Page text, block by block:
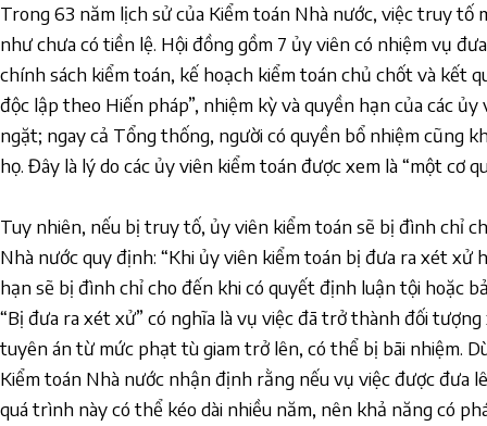
Trong 63 năm lịch sử của Kiểm toán Nhà nước, việc truy tố
như chưa có tiền lệ. Hội đồng gồm 7 ủy viên có nhiệm vụ
chính sách kiểm toán, kế hoạch kiểm toán chủ chốt và kết
độc lập theo Hiến pháp”, nhiệm kỳ và quyền hạn của các
ngặt; ngay cả Tổng thống, người có quyền bổ nhiệm cũng
họ. Đây là lý do các ủy viên kiểm toán được xem là “một cơ
Tuy nhiên, nếu bị truy tố, ủy viên kiểm toán sẽ bị đình chỉ
Nhà nước quy định: “Khi ủy viên kiểm toán bị đưa ra xét xử
hạn sẽ bị đình chỉ cho đến khi có quyết định luận tội hoặc
“Bị đưa ra xét xử” có nghĩa là vụ việc đã trở thành đối
tuyên án từ mức phạt tù giam trở lên, có thể bị bãi nhiệm.
Kiểm toán Nhà nước nhận định rằng nếu vụ việc được đưa
quá trình này có thể kéo dài nhiều năm, nên khả năng có